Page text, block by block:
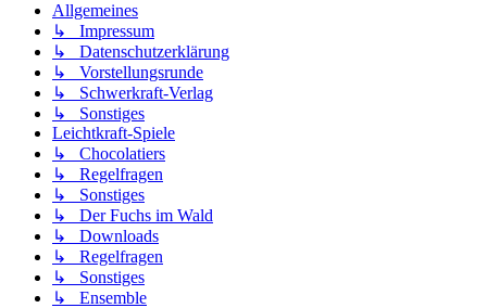
Allgemeines
↳ Impressum
↳ Datenschutzerklärung
↳ Vorstellungsrunde
↳ Schwerkraft-Verlag
↳ Sonstiges
Leichtkraft-Spiele
↳ Chocolatiers
↳ Regelfragen
↳ Sonstiges
↳ Der Fuchs im Wald
↳ Downloads
↳ Regelfragen
↳ Sonstiges
↳ Ensemble